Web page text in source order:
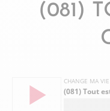
(081)